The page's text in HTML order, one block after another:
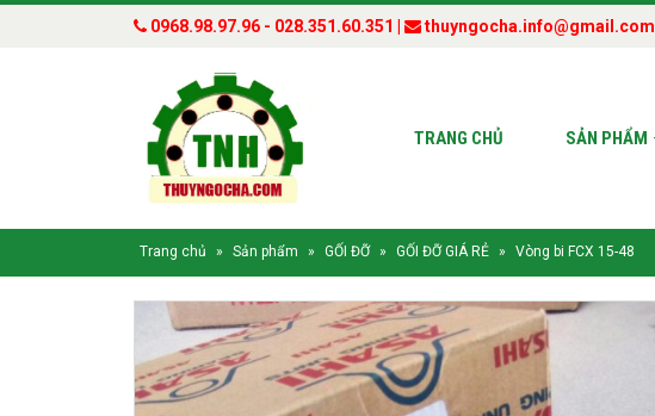
0968.98.97.96 - 028.351.60.351 | thuyngocha.info@gmail.com
TRANG CHỦ SẢN PHẨM
Trang chủ » Sản phẩm » GỐI ĐỠ » GỐI ĐỠ GIÁ RẺ » Vòng bi FCX 15-48